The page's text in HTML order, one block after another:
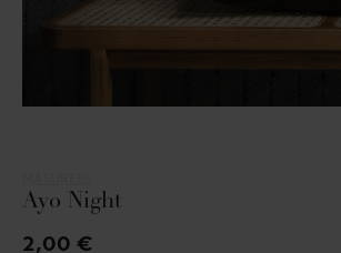
Ayo Night
2,00 €